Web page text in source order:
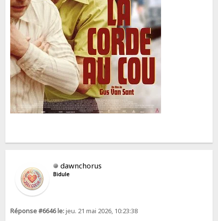
dawnchorus
Bidule
Réponse #6646 le:jeu. 21 mai 2026, 10:23:38